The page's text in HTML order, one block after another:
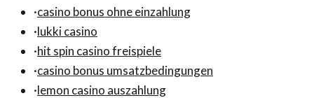
·casino bonus ohne einzahlung
·lukki casino
·hit spin casino freispiele
·casino bonus umsatzbedingungen
·lemon casino auszahlung